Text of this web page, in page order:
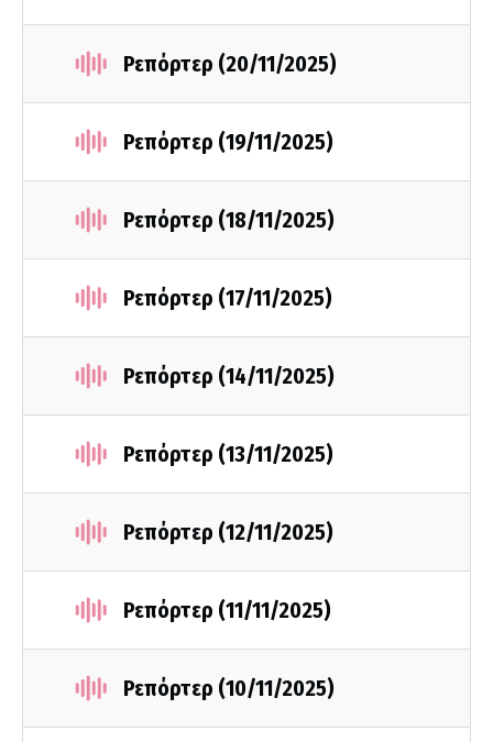
Ρεπόρτερ (20/11/2025)
Ρεπόρτερ (19/11/2025)
Ρεπόρτερ (18/11/2025)
Ρεπόρτερ (17/11/2025)
Ρεπόρτερ (14/11/2025)
Ρεπόρτερ (13/11/2025)
Ρεπόρτερ (12/11/2025)
Ρεπόρτερ (11/11/2025)
Ρεπόρτερ (10/11/2025)